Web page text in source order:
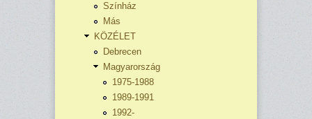
Színház
Más
KÖZÉLET
Debrecen
Magyarország
1975-1988
1989-1991
1992-